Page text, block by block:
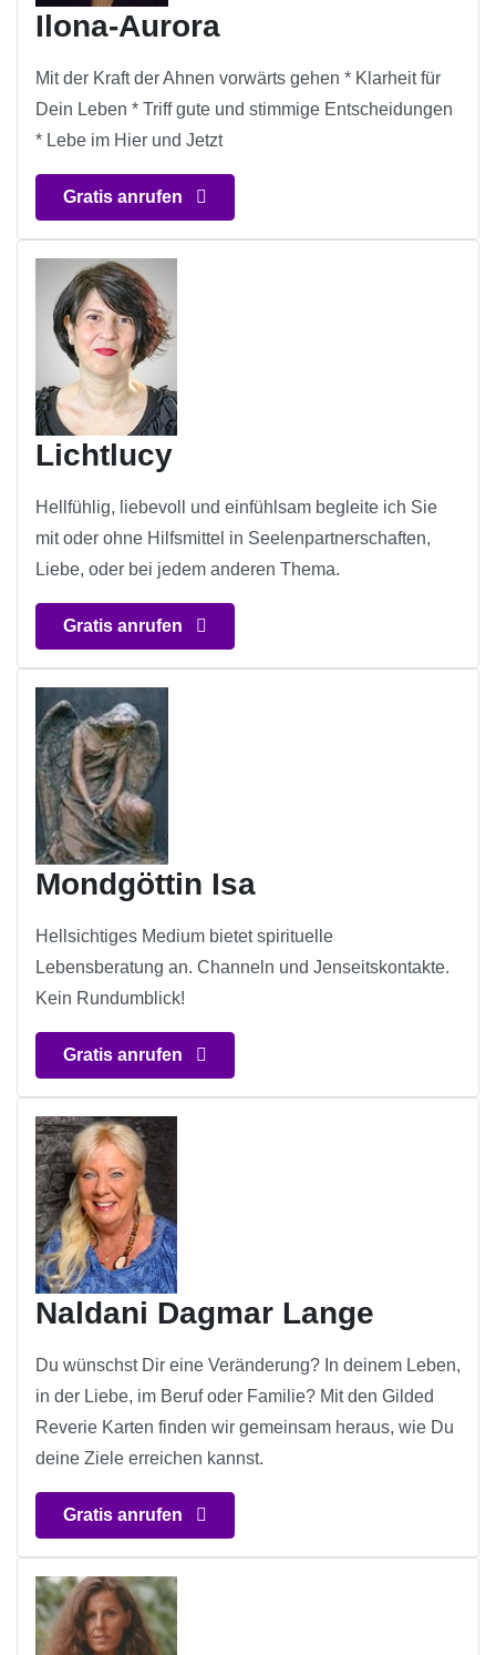
Ilona-Aurora
Mit der Kraft der Ahnen vorwärts gehen * Klarheit für
Dein Leben * Triff gute und stimmige Entscheidungen
* Lebe im Hier und Jetzt
Gratis anrufen
Lichtlucy
Hellfühlig, liebevoll und einfühlsam begleite ich Sie
mit oder ohne Hilfsmittel in Seelenpartnerschaften,
Liebe, oder bei jedem anderen Thema.
Gratis anrufen
Mondgöttin Isa
Hellsichtiges Medium bietet spirituelle
Lebensberatung an. Channeln und Jenseitskontakte.
Kein Rundumblick!
Gratis anrufen
Naldani Dagmar Lange
Du wünschst Dir eine Veränderung? In deinem Leben,
in der Liebe, im Beruf oder Familie? Mit den Gilded
Reverie Karten finden wir gemeinsam heraus, wie Du
deine Ziele erreichen kannst.
Gratis anrufen